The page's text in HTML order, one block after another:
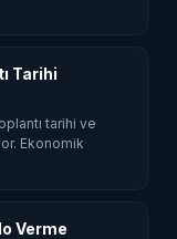
Tarihi
tarihi ve
Ekonomik
Verme